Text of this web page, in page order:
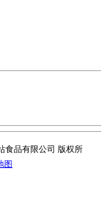
食品有限公司 版权所
图